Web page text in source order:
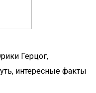
Герцог,
интересные факты